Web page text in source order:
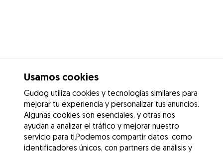
Usamos cookies
Gudog utiliza cookies y tecnologías similares para
mejorar tu experiencia y personalizar tus anuncios.
Algunas cookies son esenciales, y otras nos
ayudan a analizar el tráfico y mejorar nuestro
servicio para ti.Podemos compartir datos, como
identificadores únicos, con partners de análisis y